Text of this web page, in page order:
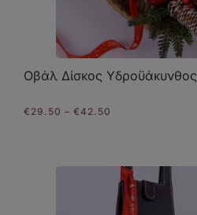
Οβάλ Δίσκος Υδροϋάκυνθος
€ 29.50 – €42.50
€42.50